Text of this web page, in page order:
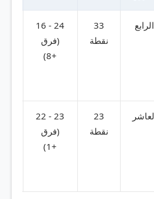
الرابع
33
نقطة
24 - 16
(فرق
+8)
23
نقطة
23 - 22
(فرق
+1)